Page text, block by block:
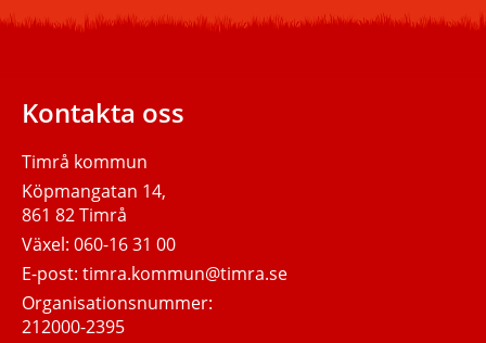
kommun.
Kontakta oss
Timrå kommun
Köpmangatan 14,
861 82 Timrå
Växel:060-16 31 00
E-post:timra.kommun@timra.se
Organisationsnummer:
212000-2395